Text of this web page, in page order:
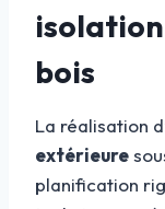
bois
La réalisation
extérieure
planification